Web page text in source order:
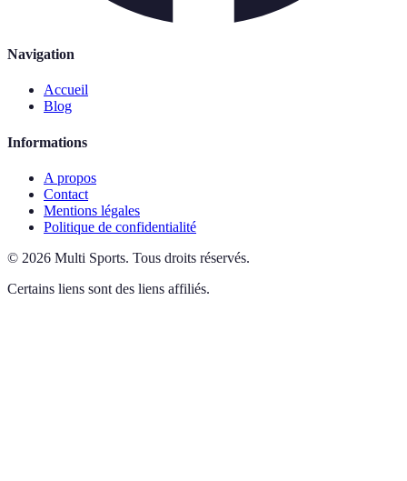
Navigation
Accueil
Blog
Informations
A propos
Contact
Mentions légales
Politique de confidentialité
© 2026 Multi Sports. Tous droits réservés.
Certains liens sont des liens affiliés.